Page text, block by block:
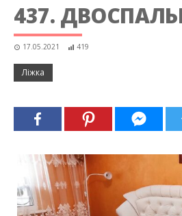
437.
17.05.2021 419
Ліжка